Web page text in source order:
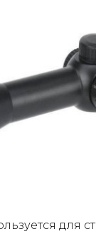
для